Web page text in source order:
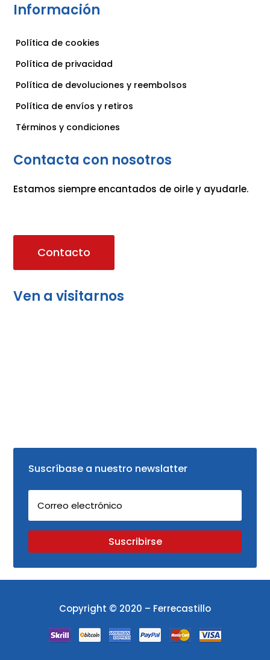
Información
Política de cookies
Política de privacidad
Política de devoluciones y reembolsos
Política de envíos y retiros
Términos y condiciones
Contacta con nosotros
Estamos siempre encantados de oirle y ayudarle.
Contacto
Ven a visitarnos
Suscríbase a nuestro newslatter
Suscribirse
Copyright © 2020 – Ferrecastillo